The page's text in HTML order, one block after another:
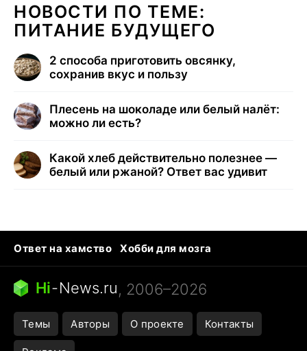
НОВОСТИ ПО ТЕМЕ:
ПИТАНИЕ БУДУЩЕГО
2 способа приготовить овсянку,
сохранив вкус и пользу
Плесень на шоколаде или белый налёт:
можно ли есть?
Какой хлеб действительно полезнее —
белый или ржаной? Ответ вас удивит
Ответ на хамство
Хобби для мозга
Бензин 100 и 95
Тунцы в океанариуме
Следующая пандемия
Hi-News.ru, 2006–2026
Темы Авторы О проекте Контакты